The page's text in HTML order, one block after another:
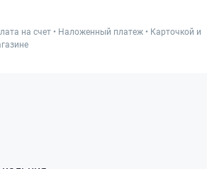
на счет • Наложенный платеж • Карточкой и